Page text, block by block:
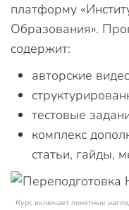
платформу
Образования».
содержит:
авторские
тестовые
комплекс
статьи, гайды,
Курс включает понятные